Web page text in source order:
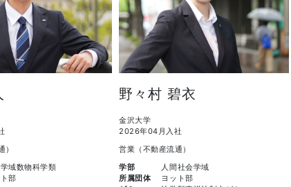
）
域数物科学類
部
野々村 碧衣
金沢大学
2026年04月入社
営業（不動産流通）
学部
人間社会学域
所属団体
ヨット部